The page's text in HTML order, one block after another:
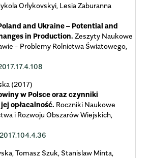
Orlykovskyi, Lesia Zaburanna
and Ukraine – Potential and
in Production. Zeszyty Naukowe
- Problemy Rolnictwa Światowego,
(2017)
w Polsce oraz czynniki
opłacalność. Roczniki Naukowe
i Rozwoju Obszarów Wiejskich,
Tomasz Szuk, Stanislaw Minta,